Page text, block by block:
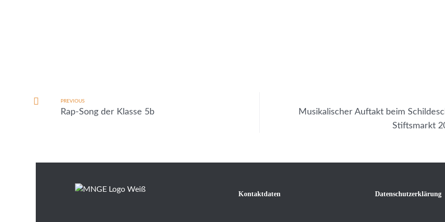
PREVIOUS
Rap-Song der Klasse 5b
Musikalischer Auftakt beim
Stiftsmarkt
Kontaktdaten Datenschutzerklärung